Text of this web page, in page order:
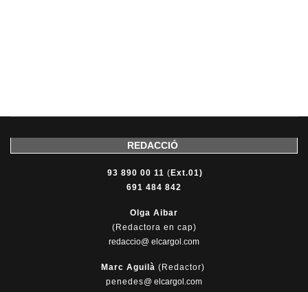
REDACCIÓ
93 890 00 11 ( Ext.01)
691 484 842
Olga Aibar
(Redactora en cap)
redaccio@ elcargol.com
Marc Aguilà (Redactor)
penedes@ elcargol.com